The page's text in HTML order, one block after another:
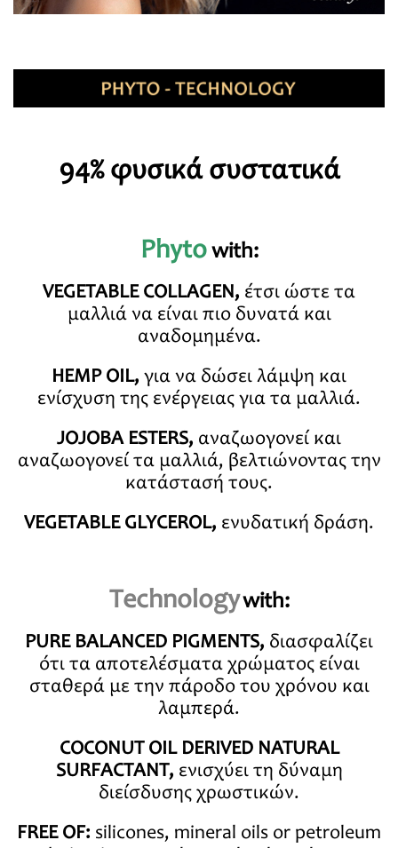
94% φυσικά συστατικά
Phytowith:
VEGETABLE COLLAGEN, έτσι ώστε τα
μαλλιά να είναι πιο δυνατά και
αναδομημένα.
HEMP OIL, για να δώσει λάμψη και
ενίσχυση της ενέργειας για τα μαλλιά.
JOJOBA ESTERS, αναζωογονεί και
αναζωογονεί τα μαλλιά, βελτιώνοντας την
κατάστασή τους.
VEGETABLE GLYCEROL, ενυδατική δράση.
Τechnologywith:
PURE BALANCED PIGMENTS, διασφαλίζει
ότι τα αποτελέσματα χρώματος είναι
σταθερά με την πάροδο του χρόνου και
λαμπερά.
COCONUT OIL DERIVED NATURAL
SURFACTANT, ενισχύει τη δύναμη
διείσδυσης χρωστικών.
FREE OF: silicones, mineral oils or petroleum